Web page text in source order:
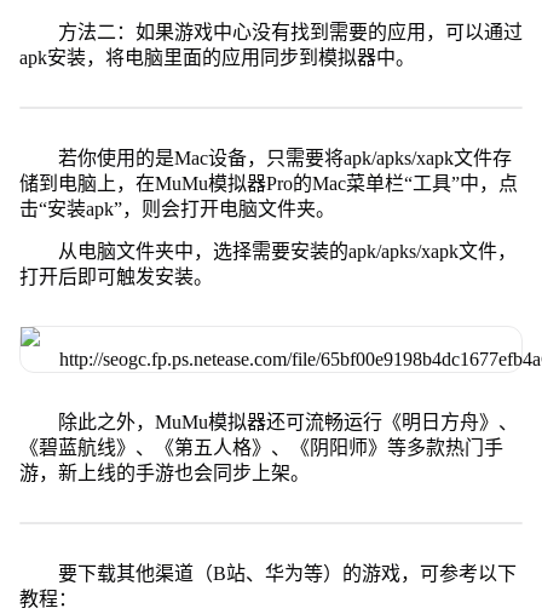
方法二：如果游戏中心没有找到需要的应用，可以通过
apk安装，将电脑里面的应用同步到模拟器中。
若你使用的是Mac设备，只需要将apk/apks/xapk文件存
储到电脑上，在MuMu模拟器Pro的Mac菜单栏“工具”中，点
击“安装apk”，则会打开电脑文件夹。
从电脑文件夹中，选择需要安装的apk/apks/xapk文件，
打开后即可触发安装。
除此之外，MuMu模拟器还可流畅运行《明日方舟》、
《碧蓝航线》、《第五人格》、《阴阳师》等多款热门手
游，新上线的手游也会同步上架。
要下载其他渠道（B站、华为等）的游戏，可参考以下
教程：